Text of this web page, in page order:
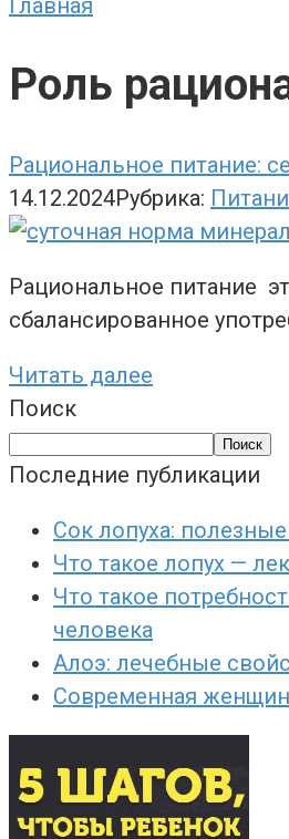
Главная
Роль
Рациональное питание:
14.12.2024Рубрика:
Рациональное питание
сбалансированное
Читать далее
Поиск
Поиск
Последние публикации
Сок лопуха:
Что такое лопух —
Что такое
человека
Алоэ: лечебные
Современная